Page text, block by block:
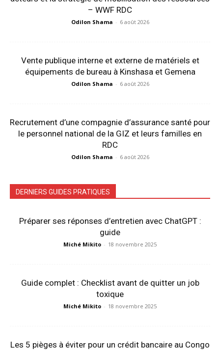
– WWF RDC
Odilon Shama - 6 août 2026
Vente publique interne et externe de matériels et
équipements de bureau à Kinshasa et Gemena
Odilon Shama - 6 août 2026
Recrutement d’une compagnie d’assurance santé pour
le personnel national de la GIZ et leurs familles en
RDC
Odilon Shama - 6 août 2026
DERNIERS GUIDES PRATIQUES
Préparer ses réponses d’entretien avec ChatGPT :
guide
Miché Mikito - 18 novembre 2025
Guide complet : Checklist avant de quitter un job
toxique
Miché Mikito - 18 novembre 2025
Les 5 pièges à éviter pour un crédit bancaire au Congo